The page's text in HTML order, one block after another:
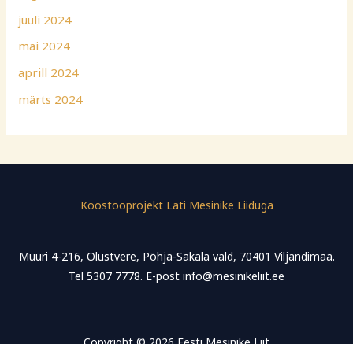
juuli 2024
mai 2024
aprill 2024
märts 2024
Koostööprojekt Läti Mesinike Liiduga
Müüri 4-216, Olustvere, Põhja-Sakala vald, 70401 Viljandimaa.
Tel 5307 7778. E-post info@mesinikeliit.ee